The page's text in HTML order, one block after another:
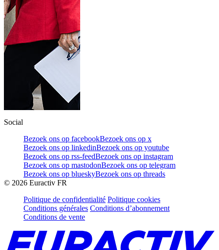
Social
Bezoek ons op facebookBezoek ons op x
Bezoek ons op linkedinBezoek ons op youtube
Bezoek ons op rss-feedBezoek ons op instagram
Bezoek ons op mastodonBezoek ons op telegram
Bezoek ons op blueskyBezoek ons op threads
© 2026 Euractiv FR
Politique de confidentialité Politique cookies
Conditions générales Conditions d’abonnement
Conditions de vente